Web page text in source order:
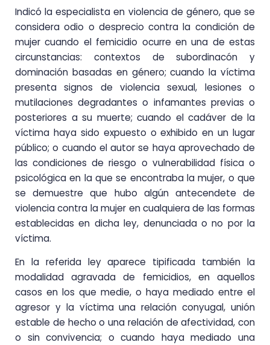
Indicó la especialista en violencia de género, que se
considera odio o desprecio contra la condición de
mujer cuando el femicidio ocurre en una de estas
circunstancias: contextos de subordinacón y
dominación basadas en género; cuando la víctima
presenta signos de violencia sexual, lesiones o
mutilaciones degradantes o infamantes previas o
posteriores a su muerte; cuando el cadáver de la
víctima haya sido expuesto o exhibido en un lugar
público; o cuando el autor se haya aprovechado de
las condiciones de riesgo o vulnerabilidad física o
psicológica en la que se encontraba la mujer, o que
se demuestre que hubo algún antecendete de
violencia contra la mujer en cualquiera de las formas
establecidas en dicha ley, denunciada o no por la
víctima.
En la referida ley aparece tipificada también la
modalidad agravada de femicidios, en aquellos
casos en los que medie, o haya mediado entre el
agresor y la víctima una relación conyugal, unión
estable de hecho o una relación de afectividad, con
o sin convivencia; o cuando haya mediado una